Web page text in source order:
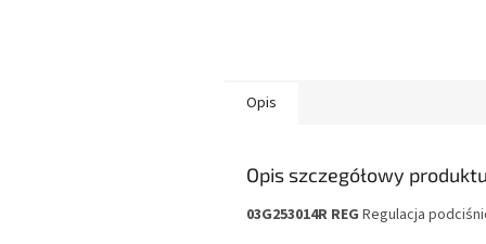
Opis
Opis szczegółowy
03G253014R REG Regulacja